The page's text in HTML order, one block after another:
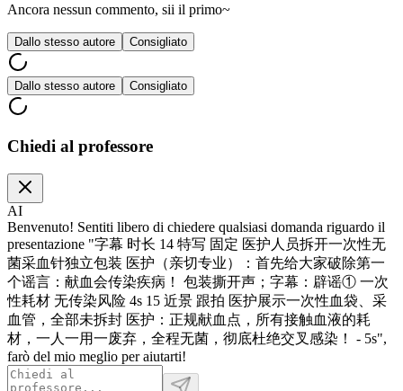
Ancora nessun commento, sii il primo~
Dallo stesso autore Consigliato
Dallo stesso autore Consigliato
Chiedi al professore
AI
Benvenuto! Sentiti libero di chiedere qualsiasi domanda riguardo il
presentazione "字幕 时长 14 特写 固定 医护人员拆开一次性无
菌采血针独立包装 医护（亲切专业）：首先给大家破除第一
个谣言：献血会传染疾病！ 包装撕开声；字幕：辟谣① 一次
性耗材 无传染风险 4s 15 近景 跟拍 医护展示一次性血袋、采
血管，全部未拆封 医护：正规献血点，所有接触血液的耗
材，一人一用一废弃，全程无菌，彻底杜绝交叉感染！ - 5s",
farò del mio meglio per aiutarti!